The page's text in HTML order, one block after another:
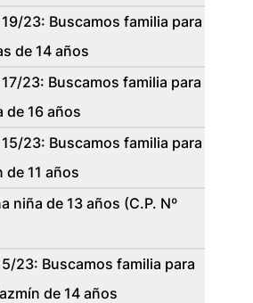
19/23: Buscamos familia para
de 14 años
17/23: Buscamos familia para
de 16 años
15/23: Buscamos familia para
de 11 años
niña de 13 años (C.P. Nº
5/23: Buscamos familia para
de 14 años